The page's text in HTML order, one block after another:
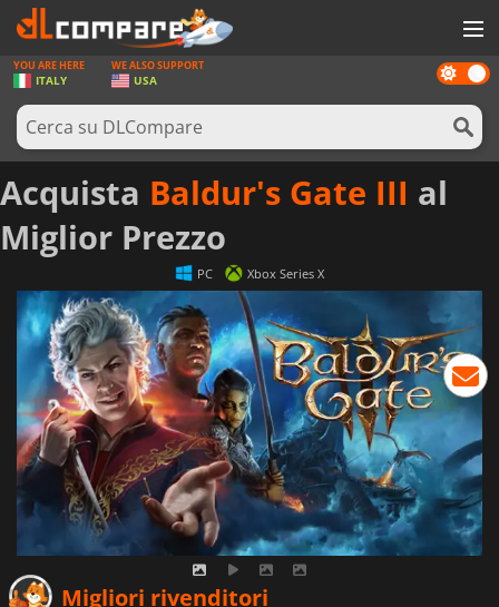
GIOCHI
PREPAGATE
SOFTWARE
REWARDS
HARDWARE
NOTIZIE
ACCEDI O REGISTRATI
Dark
mode
YOU ARE HERE
ITALY
WE ALSO SUPPORT
USA
Acquista Baldur's Gate III al
Miglior Prezzo
PC Xbox Series X
Migliori rivenditori